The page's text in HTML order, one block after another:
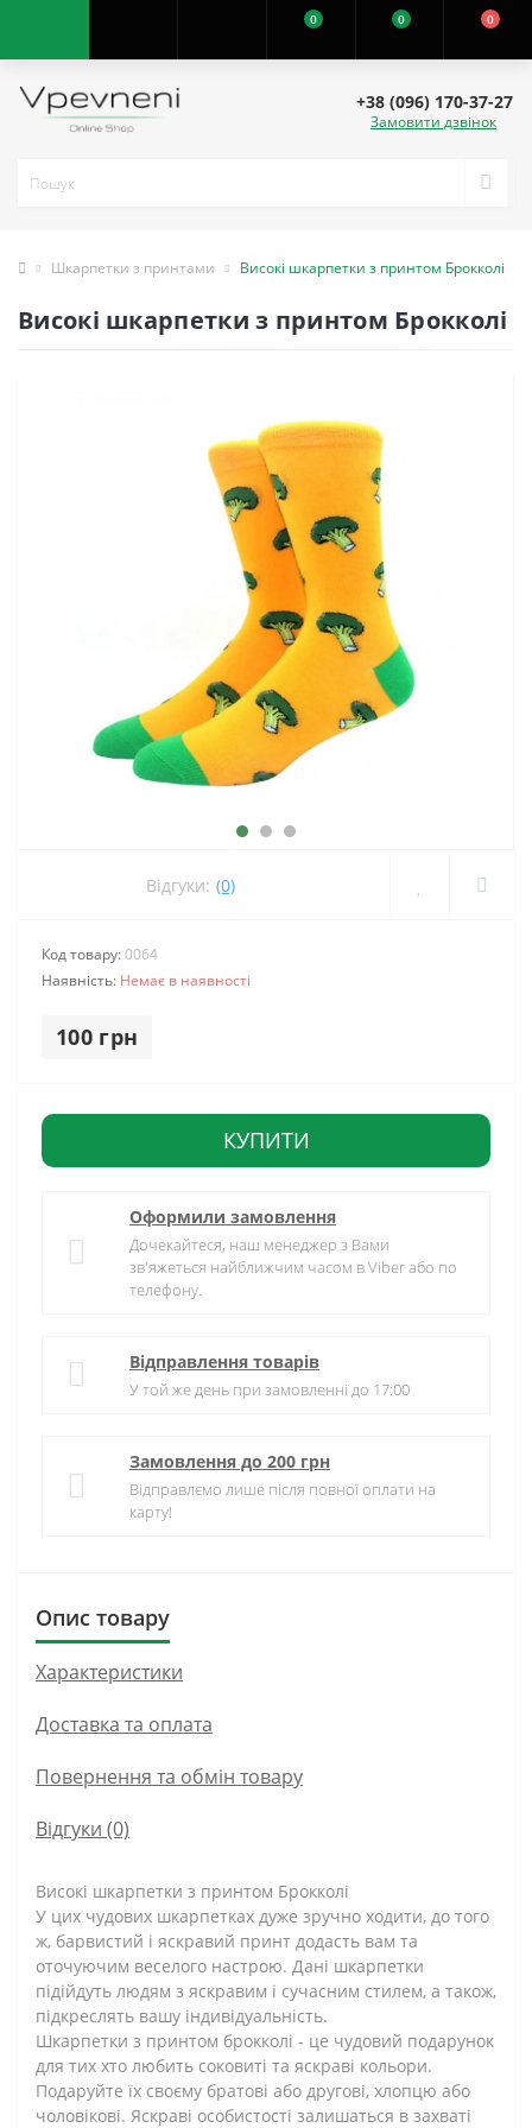
0 0 0
+38 (096) 170-37-27
Замовити дзвінок
Шкарпетки з принтами Високі шкарпетки з принтом Брокколі
Високі шкарпетки з принтом Брокколі
Відгуки: (0)
Код товару:0064
Наявність: Немає в наявності
100 грн
КУПИТИ
Оформили замовлення
Дочекайтеся, наш менеджер з Вами
зв'яжеться найближчим часом в Viber або по
телефону.
Відправлення товарів
У той же день при замовленні до 17:00
Замовлення до 200 грн
Відправлємо лише після повної оплати на
карту!
Опис товару
Характеристики
Доставка та оплата
Повернення та обмін товару
Відгуки (0)
Високі шкарпетки з принтом Брокколі
У цих чудових шкарпетках дуже зручно ходити, до того
ж, барвистий і яскравий принт додасть вам та
оточуючим веселого настрою. Дані шкарпетки
підійдуть людям з яскравим і сучасним стилем, а також,
підкреслять вашу індивідуальність.
Шкарпетки з принтом брокколі - це чудовий подарунок
для тих хто любить соковиті та яскраві кольори.
Подаруйте їх своєму братові або другові, хлопцю або
чоловікові. Яскраві особистості залишаться в захваті